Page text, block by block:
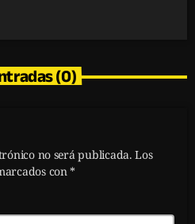
(0)
no será publicada. Los
con *